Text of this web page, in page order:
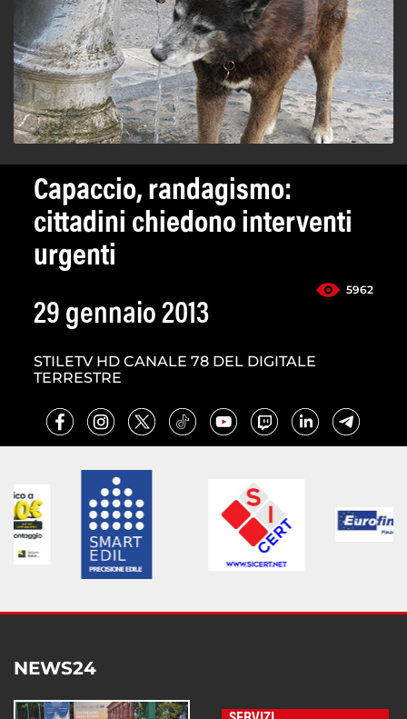
Capaccio, randagismo:
cittadini chiedono interventi
urgenti
5962
29 gennaio 2013
STILETV HD CANALE 78 DEL DIGITALE
TERRESTRE
NEWS24